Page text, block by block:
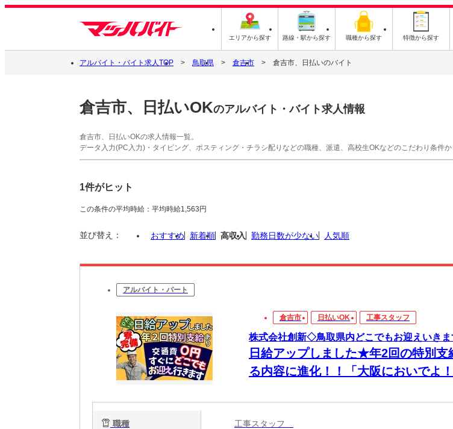
エリアから探す 路線・駅から探す 職種から探す 特徴から探す
アルバイト・バイト求人TOP 鳥取県 倉吉市 倉吉市、日払いのバイト
倉吉市、日払いOKのアルバイト・バイト求人情報
倉吉市、日払いOKの求人情報一覧。
データ入力(PC入力)・タイピング、ポスティング・チラシ配りなどの職種、派遣、高校生OKなどのこだわり条件か
1件がヒット
この条件の平均時給：平均時給1,563円
並び替え： おすすめ 新着順 高収入 勤務日数が少ない 人気順
アルバイト・パート
倉吉市 日払いOK 工事スタッフ
株式会社創新◇鳥取県内どこでもお迎えいき
日給アップしました★年2回の特別支
る内容に進化！！「大阪においでよ
職種 工事スタッフ